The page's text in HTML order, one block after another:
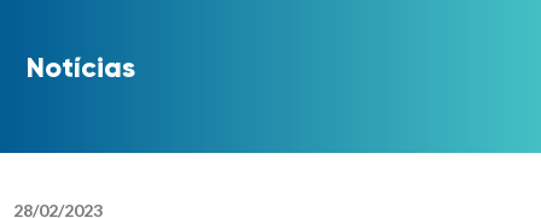
Notícias
28/02/2023